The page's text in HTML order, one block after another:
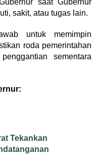
sakit, atau tugas lain.
untuk memimpin
roda pemerintahan
sementara
Tekankan